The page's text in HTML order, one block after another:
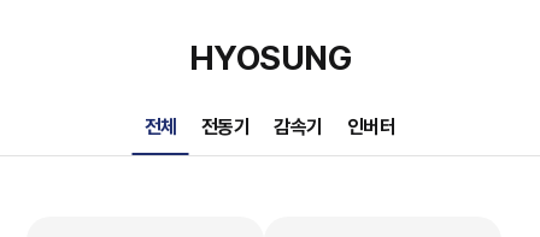
HYOSUNG
전체 전동기 감속기 인버터